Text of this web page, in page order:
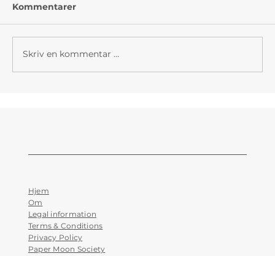
alle?
Kommentarer
Skriv en kommentar …
Hjem
Om
Legal information
Terms & Conditions
Privacy Policy
Paper Moon Society